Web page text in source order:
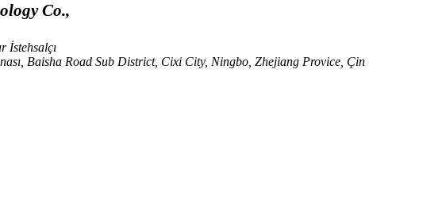
Co.,
İstehsalçı
Baisha Road Sub District, Cixi City, Ningbo, Zhejiang Provice, Çin